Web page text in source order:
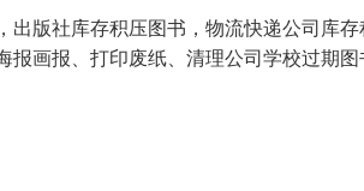
版社库存积压图书，物流快递公司库
画报、打印废纸、清理公司学校过期图